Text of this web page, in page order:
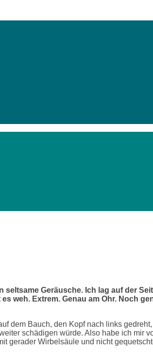
Geräusche. Ich lag auf der
weh. Extrem. Genau am Ohr. Noch
dem Bauch, den Kopf nach links
schädigen würde. Also habe ich mir
gerader Wirbelsäule und nicht